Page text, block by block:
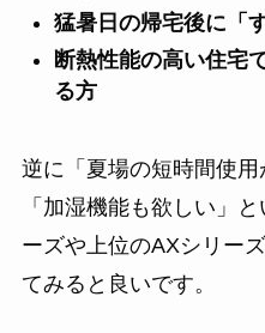
猛暑日の帰宅後に「
断熱性能の高い住宅
る方
逆に「夏場の短時間使用
「加湿機能も欲しい」
ーズや上位のAXシリー
てみると良いです。